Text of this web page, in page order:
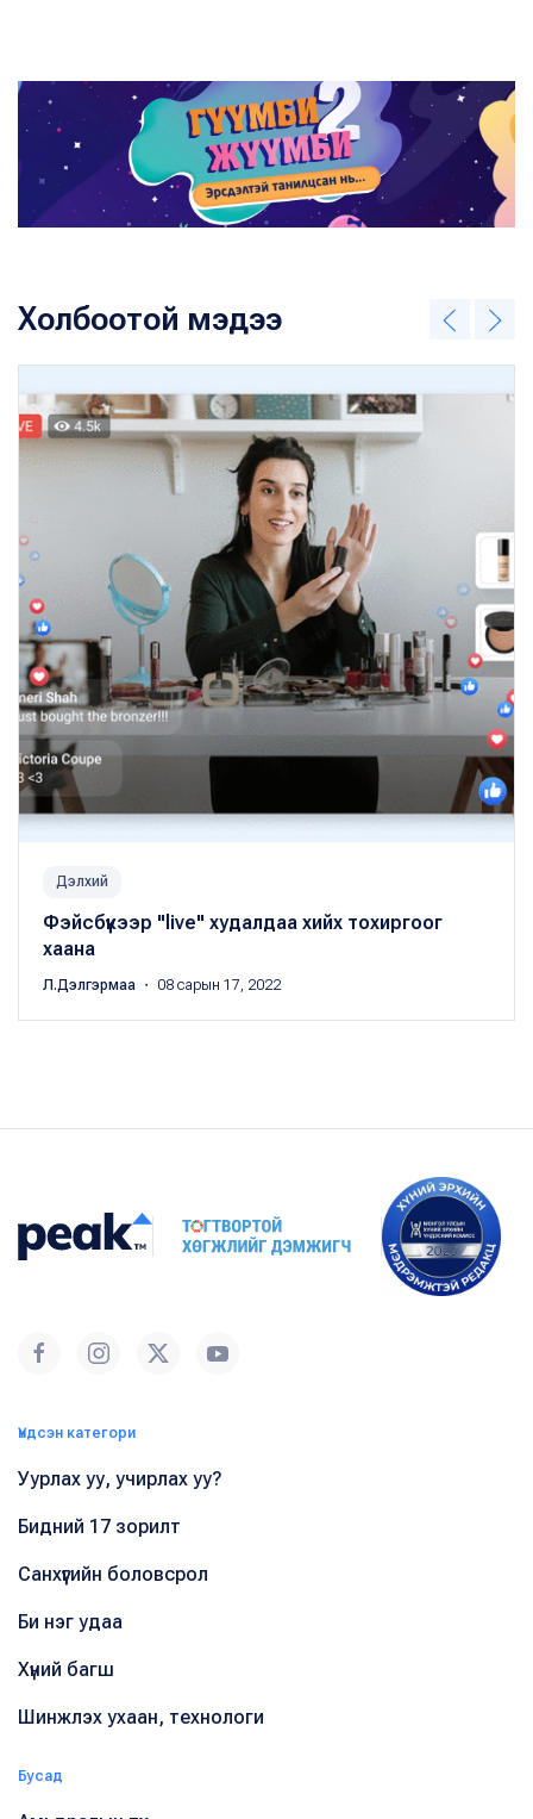
Холбоотой мэдээ
Дэлхий
Фэйсбүүкээр "live" худалдаа хийх тохиргоог
хаана
Л.Дэлгэрмаа ・ 08 сарын 17, 2022
Үндсэн категори
Уурлах уу, учирлах уу?
Бидний 17 зорилт
Санхүүгийн боловсрол
Би нэг удаа
Хүний багш
Шинжлэх ухаан, технологи
Бусад